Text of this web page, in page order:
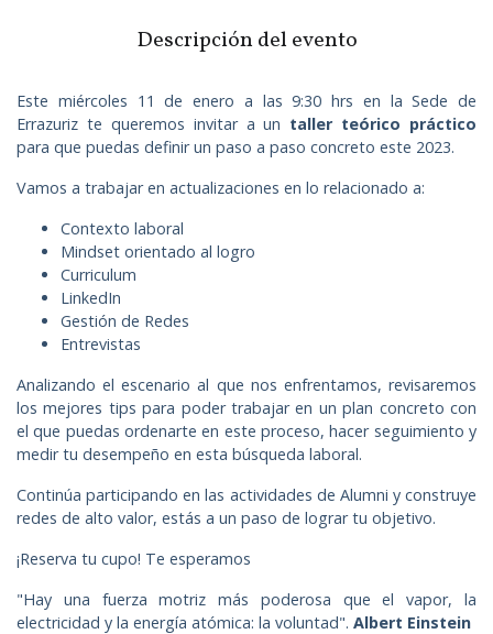
Descripción del evento
Este miércoles 11 de enero a las 9:30 hrs en la Sede de
Errazuriz te queremos invitar a un taller teórico práctico
para que puedas definir un paso a paso concreto este 2023.
Vamos a trabajar en actualizaciones en lo relacionado a:
Contexto laboral
Mindset orientado al logro
Curriculum
LinkedIn
Gestión de Redes
Entrevistas
Analizando el escenario al que nos enfrentamos, revisaremos
los mejores tips para poder trabajar en un plan concreto con
el que puedas ordenarte en este proceso, hacer seguimiento y
medir tu desempeño en esta búsqueda laboral.
Continúa participando en las actividades de Alumni y construye
redes de alto valor, estás a un paso de lograr tu objetivo.
¡Reserva tu cupo! Te esperamos
"Hay una fuerza motriz más poderosa que el vapor, la
electricidad y la energía atómica: la voluntad". Albert Einstein